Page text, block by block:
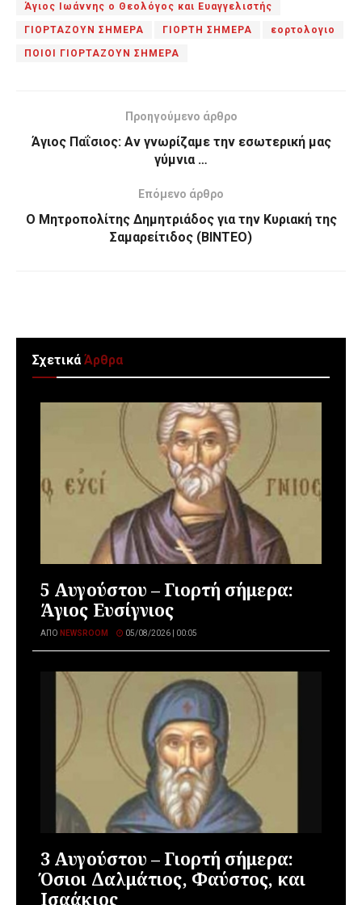
Άγιος Ιωάννης ο Θεολόγος και Ευαγγελιστής
ΓΙΟΡΤΑΖΟΥΝ ΣΗΜΕΡΑ ΓΙΟΡΤΗ ΣΗΜΕΡΑ εορτολογιο
ΠΟΙΟΙ ΓΙΟΡΤΑΖΟΥΝ ΣΗΜΕΡΑ
Προηγούμενο άρθρο
Άγιος Παΐσιος: Αν γνωρίζαμε την εσωτερική μας
γύμνια …
Επόμενο άρθρο
Ο Μητροπολίτης Δημητριάδος για την Κυριακή της
Σαμαρείτιδος (ΒΙΝΤΕΟ)
ΣχετικάΆρθρα
5 Αυγούστου – Γιορτή σήμερα:
Άγιος Ευσίγνιος
ΑΠΌ NEWSROOM 05/08/2026 | 00:05
3 Αυγούστου – Γιορτή σήμερα:
Όσιοι Δαλμάτιος, Φαύστος, και
Ισαάκιος